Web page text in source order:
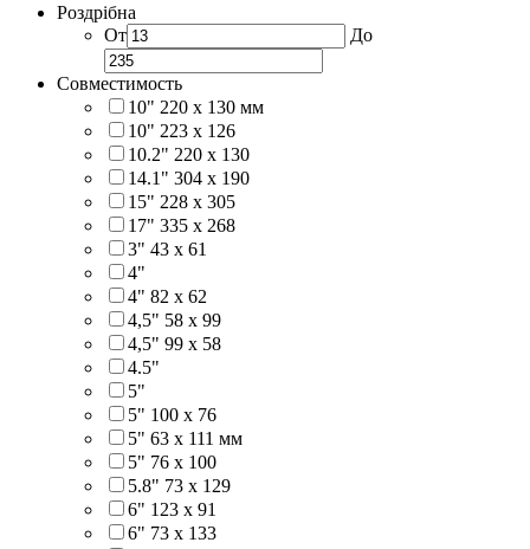
Роздрібна
От
До
Совместимость
10" 220 x 130 мм
10" 223 x 126
10.2" 220 x 130
14.1" 304 х 190
15" 228 x 305
17" 335 х 268
3" 43 x 61
4"
4" 82 x 62
4,5" 58 х 99
4,5" 99 x 58
4.5"
5"
5" 100 x 76
5" 63 x 111 мм
5" 76 х 100
5.8" 73 x 129
6" 123 х 91
6" 73 х 133